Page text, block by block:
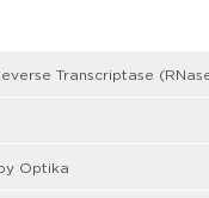
Transcriptase
Optika